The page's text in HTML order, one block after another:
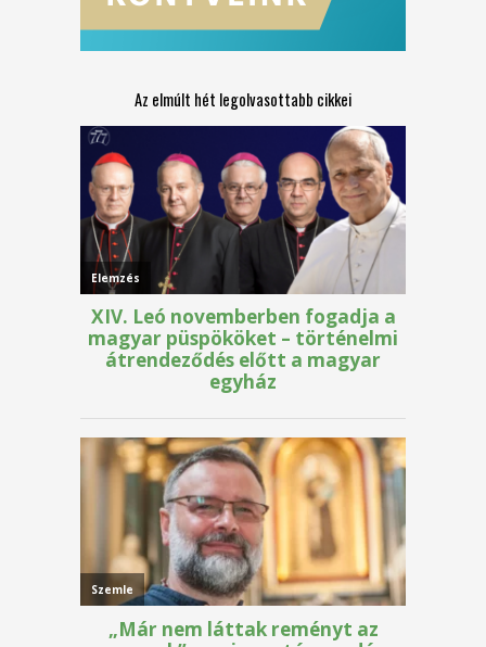
Az elmúlt hét legolvasottabb cikkei